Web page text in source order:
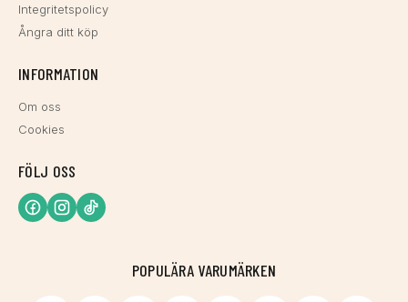
Integritetspolicy
Ångra ditt köp
INFORMATION
Om oss
Cookies
FÖLJ OSS
POPULÄRA VARUMÄRKEN